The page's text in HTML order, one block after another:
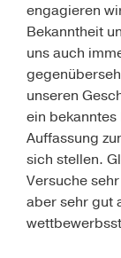
engagieren
Bekanntheit
uns auch
unseren
ein
Auffassung
sich stellen.
Versuche
aber sehr gut